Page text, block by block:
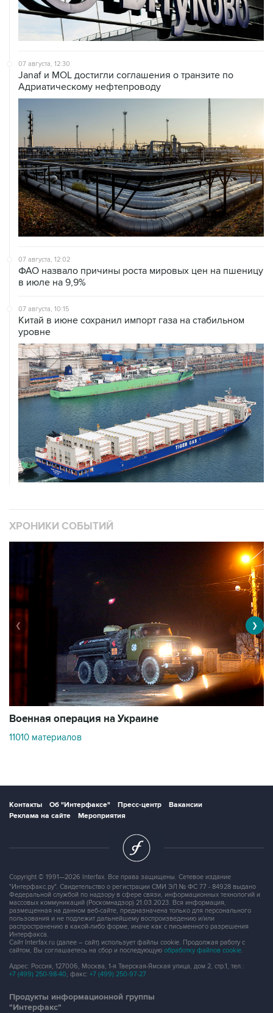
07 августа, 12:30
Janaf и MOL достигли соглашения о транзите по
Адриатическому нефтепроводу
07 августа, 12:02
ФАО назвало причины роста мировых цен на пшеницу
в июле на 9,9%
07 августа, 10:15
Китай в июне сохранил импорт газа на стабильном
уровне
ХРОНИКИ СОБЫТИЙ
Военная операция на Украине
11010 материалов
❮ ❯
Контакты Об "Интерфаксе" Пресс-центр
Вакансии
Реклама на сайте
Мероприятия
Copyright © 1991—2026 Interfax. Все права защищены. Сетевое издание
"Интерфакс.ру". Свидетельство о регистрации СМИ ЭЛ № ФС 77 - 84928 выдано
Федеральной службой по надзору в сфере связи, информационных технологий и
массовых коммуникаций (Роскомнадзор) 21.03.2023. Вся информация,
размещенная на данном веб-сайте, предназначена только для персонального
пользования и не подлежит дальнейшему воспроизведению и/или
распространению в какой-либо форме, иначе как с письменного разрешения
Интерфакса.
Сайт Interfax.ru (далее – сайт) использует файлы cookie. Продолжая работу с
сайтом, Вы соглашаетесь на сбор и последующую обработку файлов cookie.
Адрес: Россия, 127006, Москва, 1-я Тверская-Ямская улица, дом 2, стр.1, тел.:
+7 (499) 250-98-40, факс: +7 (499) 250-97-27
Продукты информационной группы
"Интерфакс"